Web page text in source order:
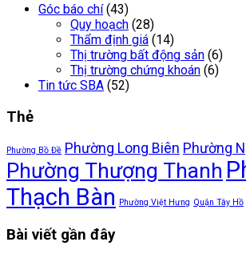
Góc báo chí (43)
Quy hoạch (28)
Thẩm định giá (14)
Thị trường bất động sản (6)
Thị trường chứng khoán (6)
Tin tức SBA (52)
Thẻ
Phường Bồ Đề Phường Long Biên Phường
Phường Thượng Thanh
Thạch Bàn
Phường Việt Hưng Quận Tây Hồ
Bài viết gần đây